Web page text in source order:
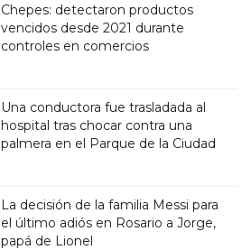
Chepes: detectaron productos
vencidos desde 2021 durante
controles en comercios
Una conductora fue trasladada al
hospital tras chocar contra una
palmera en el Parque de la Ciudad
La decisión de la familia Messi para
el último adiós en Rosario a Jorge,
papá de Lionel